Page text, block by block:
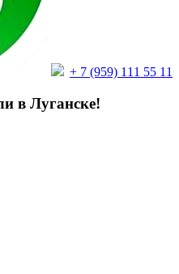
+ 7 (959) 111 55 11
в Луганске!